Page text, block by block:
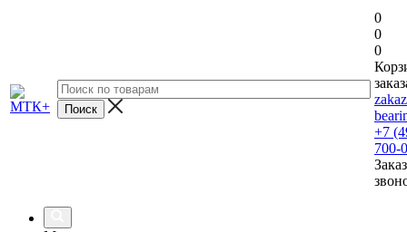
0
0
0
+7
700-